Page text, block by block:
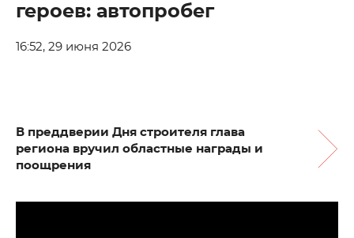
героев: автопробег
16:52, 29 июня 2026
В преддверии Дня строителя глава
региона вручил областные награды и
поощрения